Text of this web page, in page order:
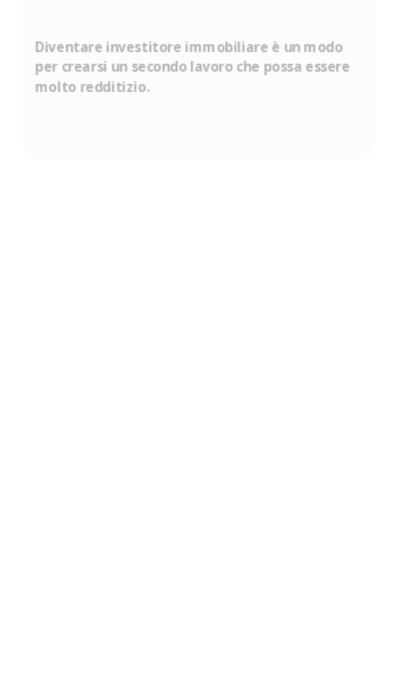
Diventare investitore immobiliare è un modo
per crearsi un secondo lavoro che possa essere
molto redditizio.